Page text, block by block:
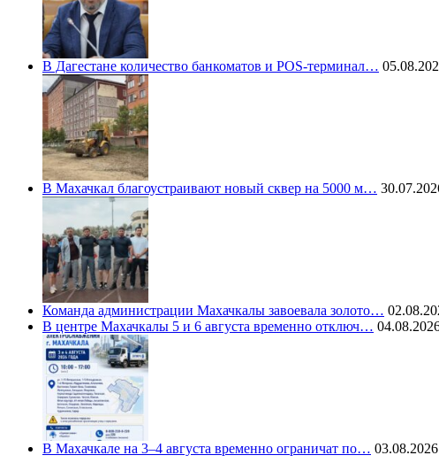
В Дагестане количество банкоматов и POS-терминал…
В Махачкал благоустраивают новый сквер на 5000 м…
Команда администрации Махачкалы завоевала золото…
В центре Махачкалы 5 и 6 августа временно отключ…
В Махачкале на 3–4 августа временно ограничат по…